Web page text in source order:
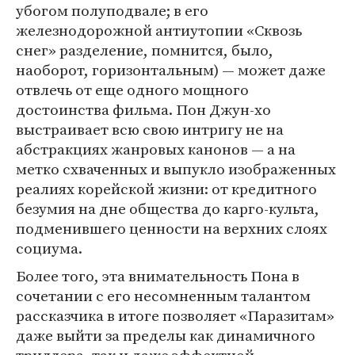
убогом полуподвале; в его
железнодорожной антиутопии «Сквозь
снег» разделение, помнится, было,
наоборот, горизонтальным) — может даже
отвлечь от еще одного мощного
достоинства фильма. Пон Джун-хо
выстраивает всю свою интригу не на
абстракциях жанровых канонов — а на
метко схваченных и выпукло изображенных
реалиях корейской жизни: от кредитного
безумия на дне общества до карго-культа,
подменившего ценности на верхних слоях
социума.
Более того, эта внимательность Пона в
сочетании с его несомненным талантом
рассказчика в итоге позволяет «Паразитам»
даже выйти за пределы как динамичного